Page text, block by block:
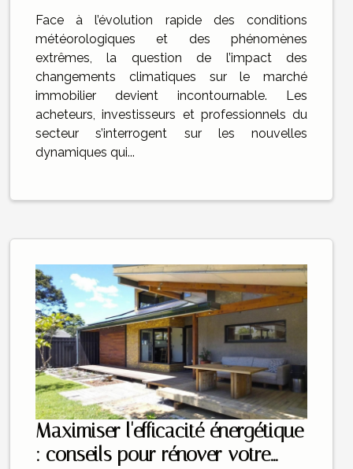
Face à l’évolution rapide des conditions
météorologiques et des phénomènes
extrêmes, la question de l’impact des
changements climatiques sur le marché
immobilier devient incontournable. Les
acheteurs, investisseurs et professionnels du
secteur s’interrogent sur les nouvelles
dynamiques qui...
Maximiser l'efficacité énergétique
: conseils pour rénover votre